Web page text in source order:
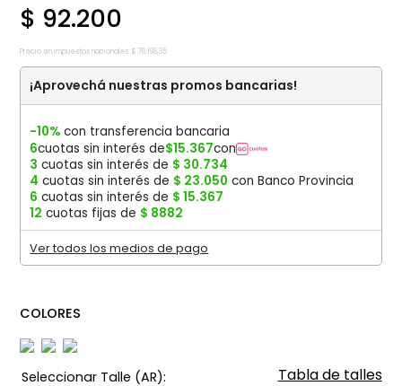
$ 92.200
Precio sin impuestos nacionales: $ 76.198,35
¡Aprovechá nuestras promos bancarias!
-10% con transferencia bancaria
6cuotas sin interés de$15.367con
3 cuotas sin interés de $ 30.734
4 cuotas sin interés de $ 23.050 con Banco Provincia
6 cuotas sin interés de $ 15.367
12 cuotas fijas de $ 8882
Ver todos los medios de pago
COLORES
Tabla de talles